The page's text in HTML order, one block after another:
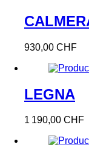
930,00 CHF
LEGNA
1 190,00 CHF